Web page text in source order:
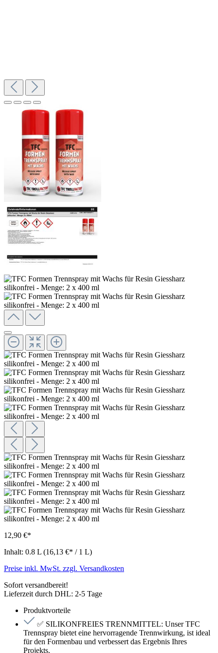
12,90 €*
Inhalt: 0.8 L (16,13 €* / 1 L)
Preise inkl. MwSt. zzgl. Versandkosten
Sofort versandbereit!
Lieferzeit durch DHL: 2-5 Tage
Produktvorteile
✅ SILIKONFREIES TRENNMITTEL: Unser TFC
Trennspray bietet eine hervorragende Trennwirkung, ist ideal
für den Formenbau und verbessert das Ergebnis Ihres
Projekts.